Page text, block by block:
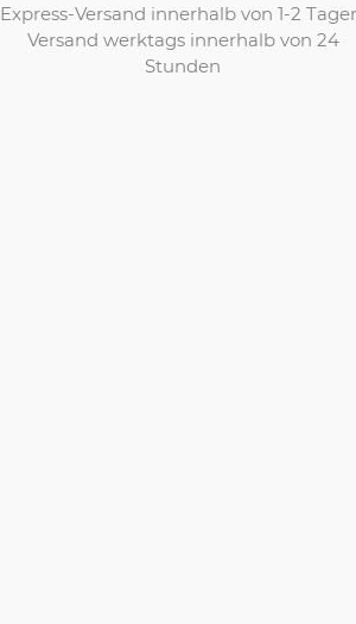
Express-Versand innerhalb von 1-2
Versand werktags innerhalb von 24
Stunden